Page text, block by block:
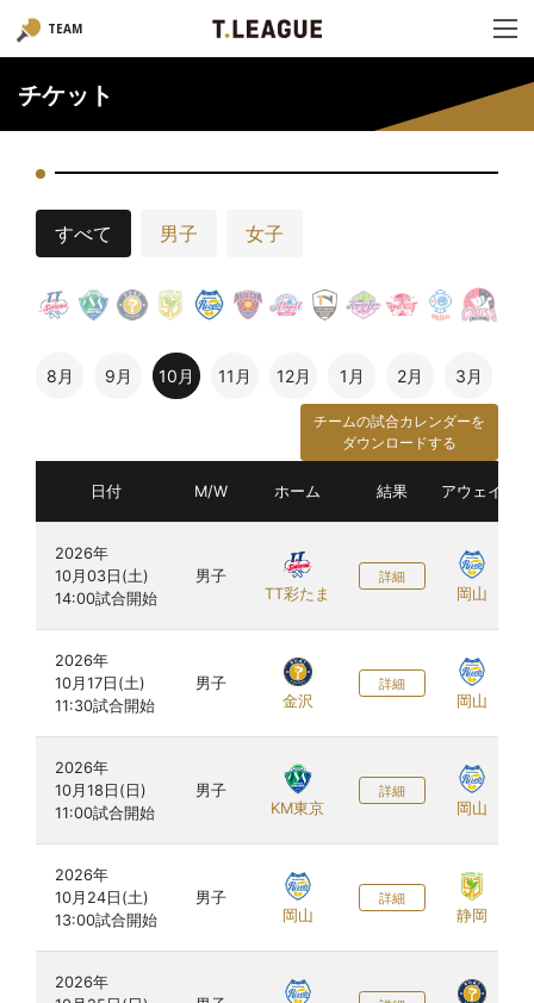
TEAM
チケット
すべて 男子 女子
8月 9月 10月 11月 12月 1月 2月 3月
チームの試合カレンダーを
ダウンロードする
日付 M/W ホーム 結果 アウェイ
2026年
10月03日(土)
男子
TT彩たま
詳細
岡山
2026年
10月17日(土)
男子
金沢
詳細
岡山
2026年
10月18日(日)
男子
KM東京
詳細
岡山
2026年
10月24日(土)
男子
岡山
詳細
静岡
2026年